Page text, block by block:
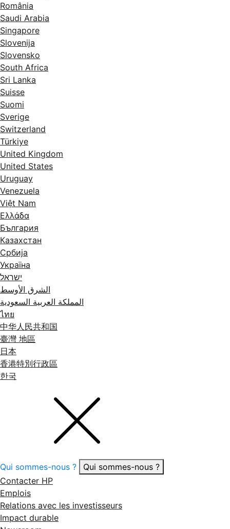
România
Saudi Arabia
Singapore
Slovenija
Slovensko
South Africa
Sri Lanka
Suisse
Suomi
Sverige
Switzerland
Türkiye
United Kingdom
United States
Uruguay
Venezuela
Việt Nam
Ελλάδα
България
Казахстан
Србија
Україна
ישראל
الشرق الأوسط
المملكة العربية السعودية
ไทย
中华人民共和国
臺灣 地區
日本
香港特別行政區
한국
Qui sommes-nous ?
Qui sommes-nous ?
Contacter HP
Emplois
Relations avec les investisseurs
Impact durable